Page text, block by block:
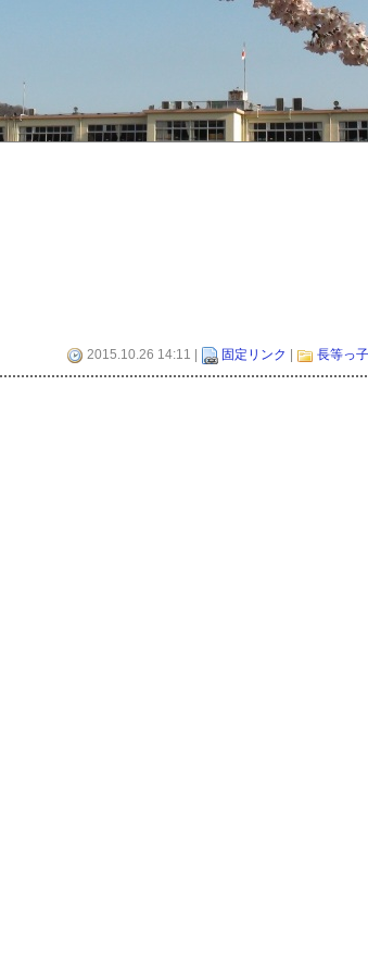
2015.10.26 14:11 | 固定リンク 長等っ